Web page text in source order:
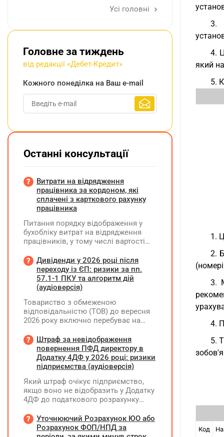
3.
4.
який
5.
1.
2.
3.
4.
5.
Код
Усі головні
Головне за тиждень
від редакції «Дебет-Кредит»
Кожного понеділка на Ваш e-mail
Останні консультації
Витрати на відрядження
працівника за кордоном, які
сплачені з карткового рахунку
працівника
Питання порядку відображення у
бухобліку витрат на відрядження
працівників, у тому числі вартості
карткового рахунку працівника та
підтвердження таких операцій
первинними документами, належать
до компетенції Мінфіну
Дивіденди у 2026 році після
переходу із ЄП: ризики за пп.
57.1-1 ПКУ та алгоритм дій
(аудіоверсія)
Товариство з обмеженою
відповідальністю (ТОВ) до вересня
2026 року включно перебуває на
(єдиний податок, 3 група, ставка 5%,
неплатник ПДВ). З 1 жовтня 2026
року підприємство переходить на
загальну систему оподаткування
прибуток). За результатами
діяльності у періоді 2024–2025 років
(під час перебування на спрощеній
чистий прибуток, сума
нерозподіленого прибутку в балансі
Штраф за невідображення
повернення ПФД директору в
Додатку 4ДФ у 2026 році: ризики
підприємства (аудіоверсія)
Який штраф очікує підприємство,
якщо воно не відобразить у Додатку
4ДФ до податкового розрахунку
допомоги (ПФД) директору?
Уточнюючий Розрахунок ЮО або
Розрахунок ФОП/НПД за